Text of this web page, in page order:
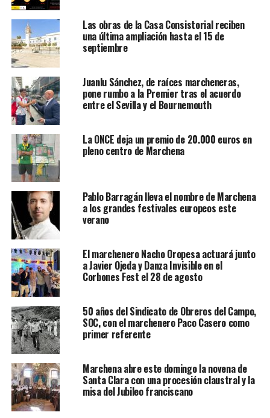
Las obras de la Casa Consistorial reciben
una última ampliación hasta el 15 de
septiembre
Juanlu Sánchez, de raíces marcheneras,
pone rumbo a la Premier tras el acuerdo
entre el Sevilla y el Bournemouth
La ONCE deja un premio de 20.000 euros en
pleno centro de Marchena
Pablo Barragán lleva el nombre de Marchena
a los grandes festivales europeos este
verano
El marchenero Nacho Oropesa actuará junto
a Javier Ojeda y Danza Invisible en el
Corbones Fest el 28 de agosto
50 años del Sindicato de Obreros del Campo,
SOC, con el marchenero Paco Casero como
primer referente
Marchena abre este domingo la novena de
Santa Clara con una procesión claustral y la
misa del Jubileo franciscano